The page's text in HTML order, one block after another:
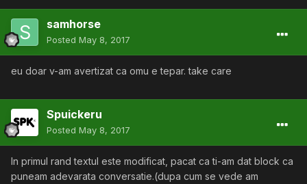
samhorse
Posted May 8, 2017
eu doar v-am avertizat ca omu e tepar. take care
Spuickeru
Posted May 8, 2017
In primul rand textul este modificat, pacat ca ti-am dat block ca
puneam adevarata conversatie.(dupa cum se vede am